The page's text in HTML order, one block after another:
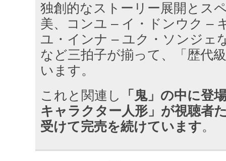
独創的なストーリー展開とス
美、コンユ – イ・ドンウク –
ユ・インナ – ユク・ソンジェ
など三拍子が揃って、「歴代
います。
これと関連し
「鬼」の中に登
キャラクター人形」​​が視聴者
受けて完売を続けています。